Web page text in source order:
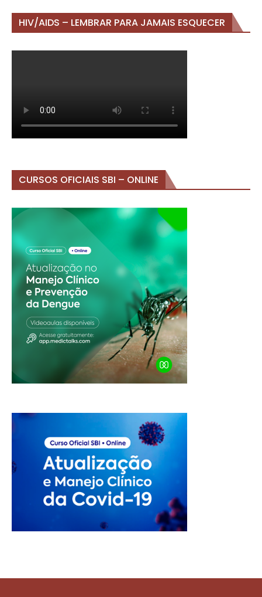
HIV/AIDS – LEMBRAR PARA JAMAIS ESQUECER
CURSOS OFICIAIS SBI – ONLINE